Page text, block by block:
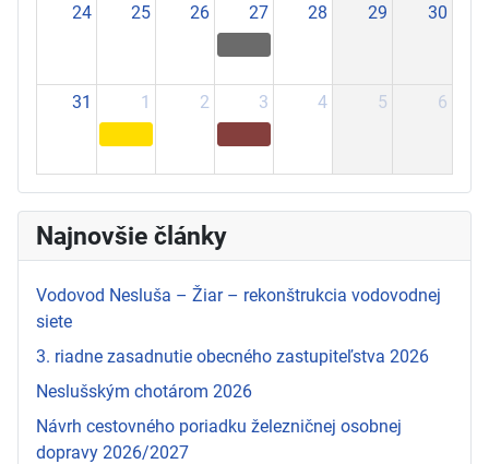
24 25 26 27 28 29 30
31 1 2 3 4 5 6
Najnovšie články
Vodovod Nesluša – Žiar – rekonštrukcia vodovodnej
siete
3. riadne zasadnutie obecného zastupiteľstva 2026
Neslušským chotárom 2026
Návrh cestovného poriadku železničnej osobnej
dopravy 2026/2027